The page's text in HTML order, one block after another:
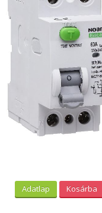
ONLINE VÁSÁROLNI?
Adatlap Kosárba